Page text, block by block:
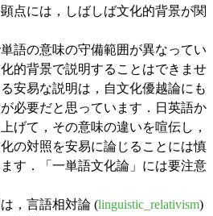
点には，しばしば文化的背景が関
語の意味の守備範囲が異なってい
的背景で説明することはできませ
安易な説明は，自文化優越論にも
必要だと思っています．日英語か
げて，その意味の違いを喧伝し，
の対照を安易に論じることには慎
す．「一単語文化論」には要注意
，言語相対論 (linguistic_relativism)